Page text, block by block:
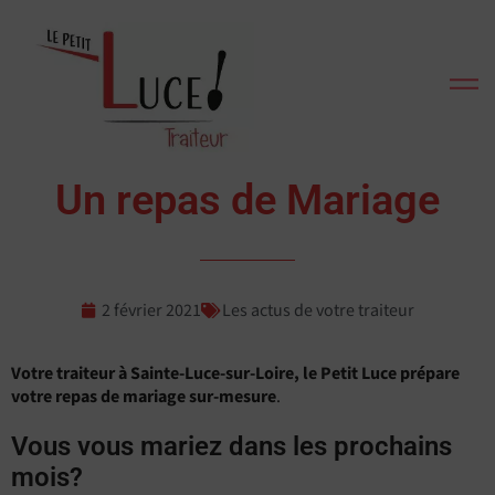
Un repas de Mariage
2 février 2021 Les actus de votre traiteur
Votre traiteur à Sainte-Luce-sur-Loire, le Petit Luce prépare
votre repas de mariage sur-mesure.
Vous vous mariez dans les prochains
mois?